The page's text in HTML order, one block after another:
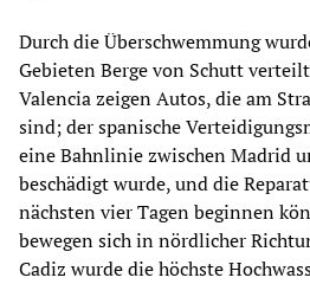
Durch die Überschwemmung
Gebieten Berge von Schutt
Valencia zeigen Autos, die am
sind; der spanische
eine Bahnlinie zwischen Madrid
beschädigt wurde, und die
nächsten vier Tagen beginnen
bewegen sich in nördlicher
Cadiz wurde die höchste